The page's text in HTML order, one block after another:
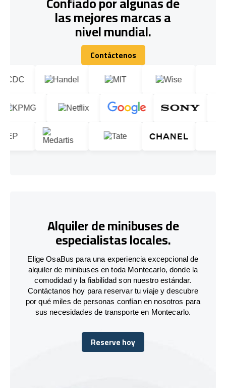
las mejores marcas a
nivel mundial.
Contáctenos
Contáctenos
Alquiler de minibuses de
especialistas locales.
Elige OsaBus para una experiencia excepcional de
alquiler de minibuses en toda Montecarlo, donde la
comodidad y la fiabilidad son nuestro estándar.
Contáctanos hoy para reservar tu viaje y descubre
por qué miles de personas confían en nosotros para
sus necesidades de transporte en Montecarlo.
Reserve hoy
Reserve hoy